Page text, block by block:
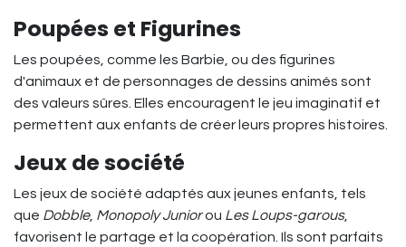
Poupées et Figurines
Les poupées, comme les Barbie, ou des figurines
d'animaux et de personnages de dessins animés sont
des valeurs sûres. Elles encouragent le jeu imaginatif et
permettent aux enfants de créer leurs propres histoires.
Jeux de société
Les jeux de société adaptés aux jeunes enfants, tels
que Dobble, Monopoly Juniorou Les Loups-garous,
favorisent le partage et la coopération. Ils sont parfaits